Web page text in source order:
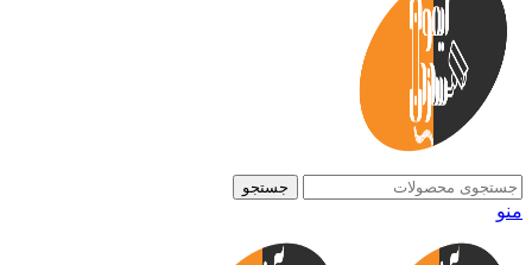
جستجو
منو